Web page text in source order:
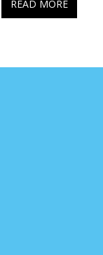
READ MORE